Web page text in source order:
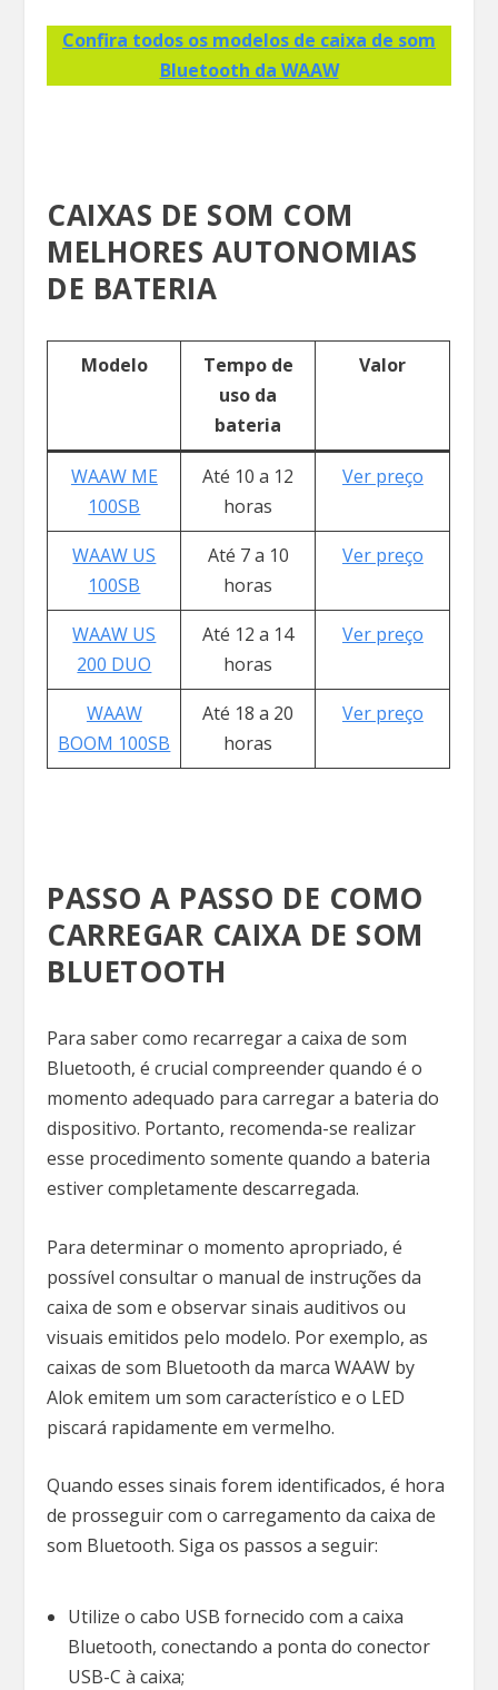
Confira todos os modelos de caixa de som
Bluetooth da WAAW
CAIXAS DE SOM COM
MELHORES AUTONOMIAS
DE BATERIA
Modelo
Tempo de
uso da
bateria
Valor
WAAW ME
100SB
Até 10 a 12
horas
Ver preço
WAAW US
100SB
Até 7 a 10
horas
Ver preço
WAAW US
200 DUO
Até 12 a 14
horas
Ver preço
WAAW
BOOM 100SB
Até 18 a 20
horas
Ver preço
PASSO A PASSO DE COMO
CARREGAR CAIXA DE SOM
BLUETOOTH
Para saber como recarregar a caixa de som
Bluetooth, é crucial compreender quando é o
momento adequado para carregar a bateria do
dispositivo. Portanto, recomenda-se realizar
esse procedimento somente quando a bateria
estiver completamente descarregada.
Para determinar o momento apropriado, é
possível consultar o manual de instruções da
caixa de som e observar sinais auditivos ou
visuais emitidos pelo modelo. Por exemplo, as
caixas de som Bluetooth da marca WAAW by
Alok emitem um som característico e o LED
piscará rapidamente em vermelho.
Quando esses sinais forem identificados, é hora
de prosseguir com o carregamento da caixa de
som Bluetooth. Siga os passos a seguir:
Utilize o cabo USB fornecido com a caixa
Bluetooth, conectando a ponta do conector
USB-C à caixa;